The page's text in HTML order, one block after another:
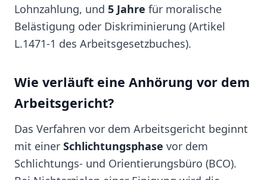
Lohnzahlung, und 5 Jahre für moralische
Belästigung oder Diskriminierung (Artikel
L.1471-1 des Arbeitsgesetzbuches).
Wie verläuft eine Anhörung vor dem
Arbeitsgericht?
Das Verfahren vor dem Arbeitsgericht beginnt
mit einer Schlichtungsphase vor dem
Schlichtungs- und Orientierungsbüro (BCO).